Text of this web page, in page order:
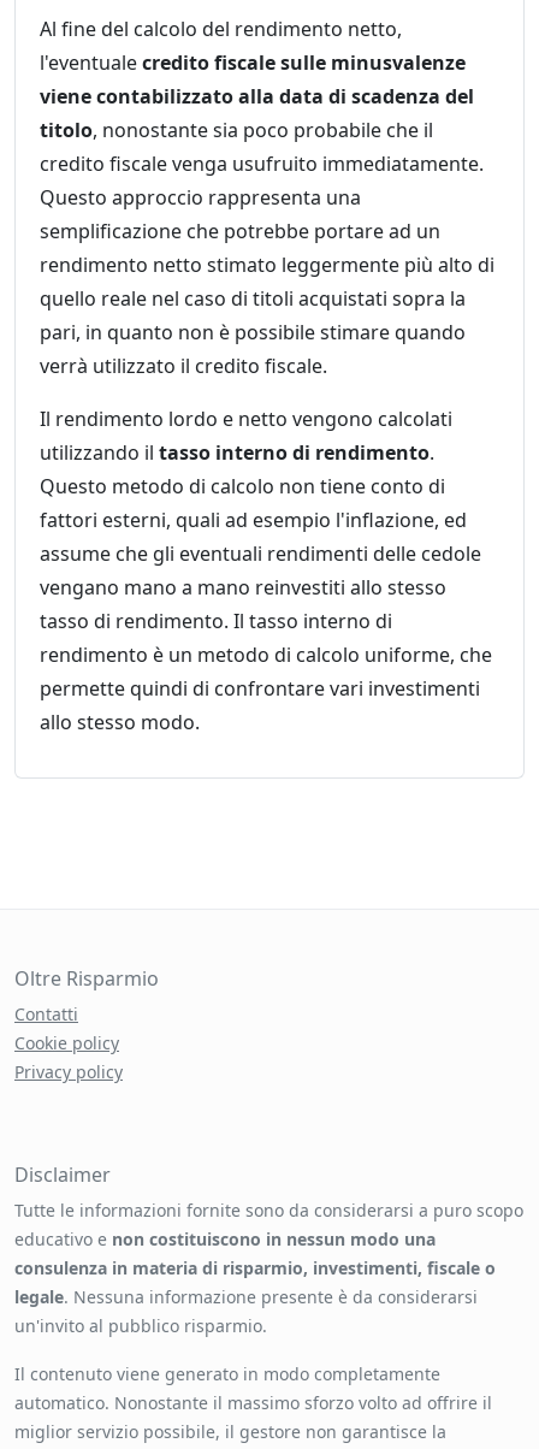
Al fine del calcolo del rendimento netto,
l'eventualecredito fiscale sulle minusvalenze
viene contabilizzato alla data di scadenza del
titolo, nonostante sia poco probabile che il
credito fiscale venga usufruito immediatamente.
Questo approccio rappresenta una
semplificazione che potrebbe portare ad un
rendimento netto stimato leggermente più alto di
quello reale nel caso di titoli acquistati sopra la
pari, in quanto non è possibile stimare quando
verrà utilizzato il credito fiscale.
Il rendimento lordo e netto vengono calcolati
utilizzando il tasso interno di rendimento.
Questo metodo di calcolo non tiene conto di
fattori esterni, quali ad esempio l'inflazione, ed
assume che gli eventuali rendimenti delle cedole
vengano mano a mano reinvestiti allo stesso
tasso di rendimento. Il tasso interno di
rendimento è un metodo di calcolo uniforme, che
permette quindi di confrontare vari investimenti
allo stesso modo.
Oltre Risparmio
Contatti
Cookie policy
Privacy policy
Disclaimer
Tutte le informazioni fornite sono da considerarsi a puro scopo
educativo e non costituiscono in nessun modo una
consulenza in materia di risparmio, investimenti, fiscale o
legale. Nessuna informazione presente è da considerarsi
un'invito al pubblico risparmio.
Il contenuto viene generato in modo completamente
automatico. Nonostante il massimo sforzo volto ad offrire il
miglior servizio possibile, il gestore non garantisce la